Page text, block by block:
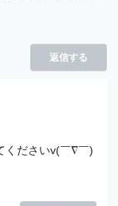
返信する
くださいv(￣∇￣)